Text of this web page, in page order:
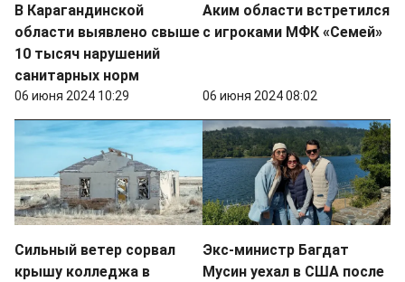
В Карагандинской
области выявлено свыше
10 тысяч нарушений
санитарных норм
06 июня 2024 10:29
Аким области встретился
с игроками МФК «Семей»
06 июня 2024 08:02
Сильный ветер сорвал
крышу колледжа в
Экс-министр Багдат
Мусин уехал в США после